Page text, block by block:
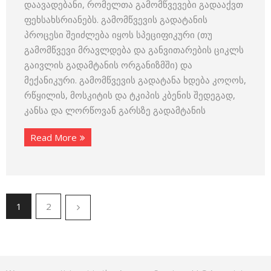
დაავადებანი, რომელთა გამომწვევები გადააქვთ
ფეხსახსრიანებს. გამომწვევის გადატანის
პროცესი შეიძლება იყოს სპეციფიკური (თუ
გამომწვევი მრავლდება და განვითარების ციკლს
გაივლის გადამტანის ორგანიზმში) და
მექანიკური. გამომწვევის გადატანა ხდება კოღოს,
რწყილის, მოსკიტის და ტკიპის კბენის შედეგად,
კანსა და ლორწოვან გარსზე გადამტანის
Read More
1 2